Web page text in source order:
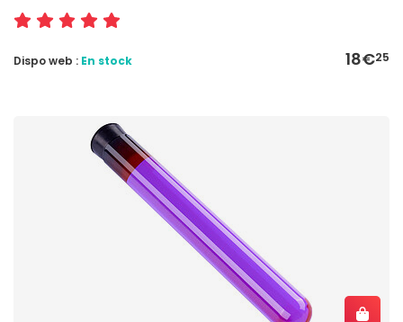
18€25
Dispo web : En stock